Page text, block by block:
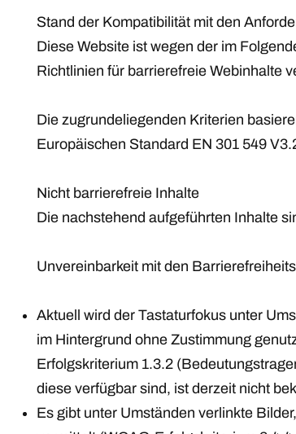
Stand der Kompatibilität mit den
Diese Website ist wegen der im
Richtlinien für barrierefreie Webinhalte
Die zugrundeliegenden Kriterien
Europäischen Standard EN 301 549
Nicht barrierefreie Inhalte
Die nachstehend aufgeführten Inhalte
Unvereinbarkeit mit den
Aktuell wird der Tastaturfokus unter
im Hintergrund ohne Zustimmung
Erfolgskriterium 1.3.2
diese verfügbar sind, ist derzeit nicht
Es gibt unter Umständen verlinkte